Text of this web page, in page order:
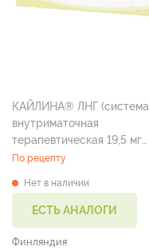
КАЙЛИНА® ЛНГ (система
внутриматочная
терапевтическая 19,5 мг
№1х1)
По рецепту
Нет в наличии
ЕСТЬ АНАЛОГИ
Финляндия